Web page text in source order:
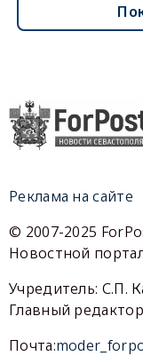
Реклама на сайте
© 2007-2025
Новостной
Учредитель: С.П.
Главный
Почта: